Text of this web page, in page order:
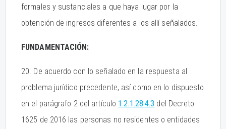
formales y sustanciales a que haya lugar por la
obtención de ingresos diferentes a los allí señalados.
FUNDAMENTACIÓN:
20. De acuerdo con lo señalado en la respuesta al
problema jurídico precedente, así como en lo dispuesto
en el parágrafo 2 del artículo 1.2.1.28.4.3 del Decreto
1625 de 2016 las personas no residentes o entidades